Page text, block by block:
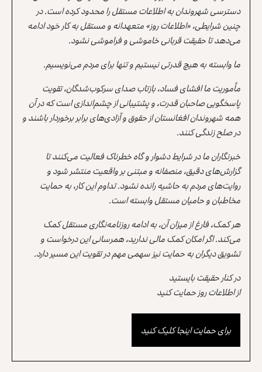
دسترسی شهروندان به اطلاعات مستقل را محدود کرده است. در
چنین شرایطی، «اطلاعات روز» متعهدانه و مستقل به کار خود ادامه
می‌دهد تا حقیقت قربانی خاموشی و فراموشی نشود.
ما وابسته به هیچ قدرتی نیستیم و تنها برای مردم می‌نویسیم.
مأموریت ما افشای فساد، بازتاب صدای سرکوب‌شدگان، تقویت
پاسخگویی صاحبان قدرت، و پشتیبانی از چشم‌اندازی است که در آن
همه شهروندان افغانستان از حقوق و آزادی‌های برابر برخوردار باشند و
در صلح زندگی کنند.
خبرنگاران ما در شرایط دشوار و گاه خطرناک فعالیت می‌کنند تا
گزارش‌های دقیق، منصفانه و مبتنی بر واقعیت منتشر شود و
روایت‌های مردم به حاشیه رانده نشود. تداوم این کار، به حمایت
مخاطبان و حامیان مستقل وابسته است.
هر کمک، فارغ از میزان آن، به ادامه روزنامه‌نگاری مستقل کمک
می‌کند. اگر امکان کمک مالی ندارید، همرسانی این درخواست و
تشویق دیگران به حمایت نیز سهمی مهم در تقویت این مسیر دارد.
در کنار حقیقت بایستید
از اطلاعات روز حمایت کنید
برای حمایت اینجا کلیک کنید